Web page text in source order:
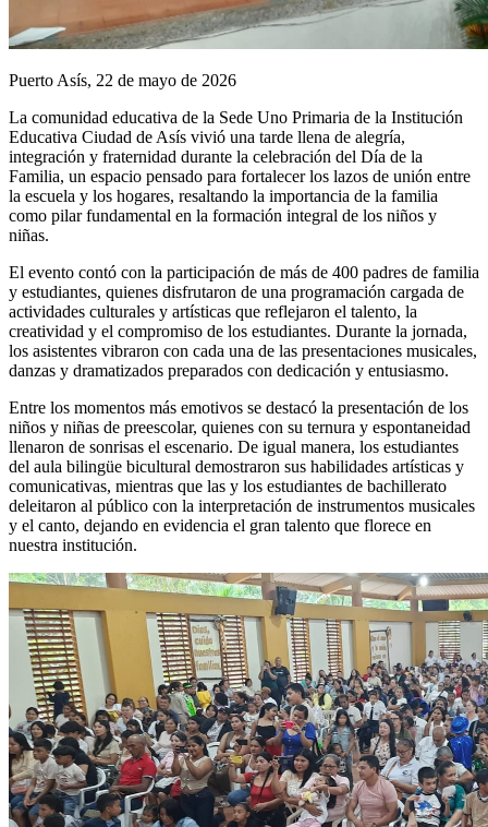
Puerto Asís, 22 de mayo de 2026
La comunidad educativa de la Sede Uno Primaria de la Institución
Educativa Ciudad de Asís vivió una tarde llena de alegría,
integración y fraternidad durante la celebración del Día de la
Familia, un espacio pensado para fortalecer los lazos de unión entre
la escuela y los hogares, resaltando la importancia de la familia
como pilar fundamental en la formación integral de los niños y
niñas.
El evento contó con la participación de más de 400 padres de familia
y estudiantes, quienes disfrutaron de una programación cargada de
actividades culturales y artísticas que reflejaron el talento, la
creatividad y el compromiso de los estudiantes. Durante la jornada,
los asistentes vibraron con cada una de las presentaciones musicales,
danzas y dramatizados preparados con dedicación y entusiasmo.
Entre los momentos más emotivos se destacó la presentación de los
niños y niñas de preescolar, quienes con su ternura y espontaneidad
llenaron de sonrisas el escenario. De igual manera, los estudiantes
del aula bilingüe bicultural demostraron sus habilidades artísticas y
comunicativas, mientras que las y los estudiantes de bachillerato
deleitaron al público con la interpretación de instrumentos musicales
y el canto, dejando en evidencia el gran talento que florece en
nuestra institución.